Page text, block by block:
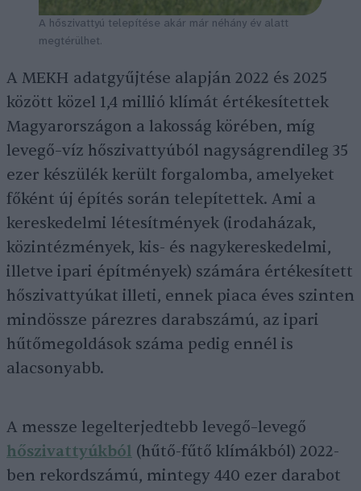
A hőszivattyú telepítése akár már néhány év alatt
megtérülhet.
A MEKH adatgyűjtése alapján 2022 és 2025
között közel 1,4 millió klímát értékesítettek
Magyarországon a lakosság körében, míg
levegő–víz hőszivattyúból nagyságrendileg 35
ezer készülék került forgalomba, amelyeket
főként új építés során telepítettek. Ami a
kereskedelmi létesítmények (irodaházak,
közintézmények, kis- és nagykereskedelmi,
illetve ipari építmények) számára értékesített
hőszivattyúkat illeti, ennek piaca éves szinten
mindössze párezres darabszámú, az ipari
hűtőmegoldások száma pedig ennél is
alacsonyabb.
A messze legelterjedtebb levegő–levegő
hőszivattyúkból (hűtő-fűtő klímákból) 2022-
ben rekordszámú, mintegy 440 ezer darabot